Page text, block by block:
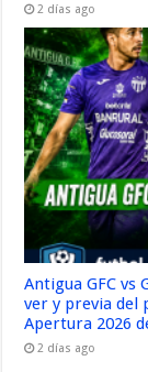
2 días ago
Antigua GFC vs
ver y previa del
Apertura 2026
2 días ago